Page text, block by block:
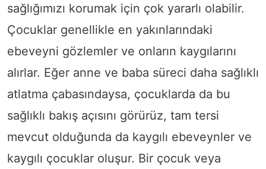
sağlığımızı korumak için çok yararlı olabilir.
Çocuklar genellikle en yakınlarındaki
ebeveyni gözlemler ve onların kaygılarını
alırlar. Eğer anne ve baba süreci daha sağlıklı
atlatma çabasındaysa, çocuklarda da bu
sağlıklı bakış açısını görürüz, tam tersi
mevcut olduğunda da kaygılı ebeveynler ve
kaygılı çocuklar oluşur. Bir çocuk veya